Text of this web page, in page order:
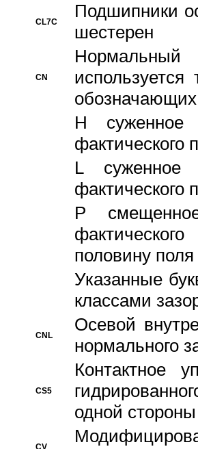
CL7C
Подшипники
шестерен
CN
H суженное
фактического
L суженное
фактического
P
половину
Указанные
классами
CNL
Осевой
нормального
CS5
Контактное
одной
CV